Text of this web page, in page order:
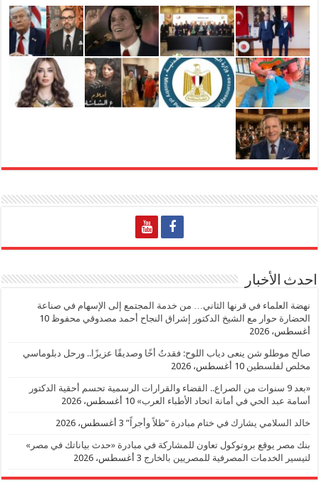
احدث الأخبار
نهضة العلماء في قرنها الثاني… من خدمة المجتمع إلى الإسهام في صناعة
الحضارة حوار مع الشيخ الدكتور إشراق النجاح أحمد مصدوقي محفوظ 10
أغسطس، 2026
صالح موطلو شن ينعى دياب اللوح: فقدتُ أخًا وصديقًا عزيزًا.. ورحل دبلوماسي
مخلص لفلسطين 10 أغسطس، 2026
«بعد 9 سنوات من الصراع.. القضاء والقرارات الرسمية تحسم أحقية الدكتور
أسامة عبد الحي في أمانة اتحاد الأطباء العرب» 10 أغسطس، 2026
خالد السلامي يشارك في ختام مبادرة “ظلاً وأجراً” 3 أغسطس، 2026
بنك مصر يوقع بروتوكول تعاون للمشاركة في مبادرة «حدث بياناتك في مصر»
لتيسير الخدمات المصرفية للمصريين بالخارج 3 أغسطس، 2026